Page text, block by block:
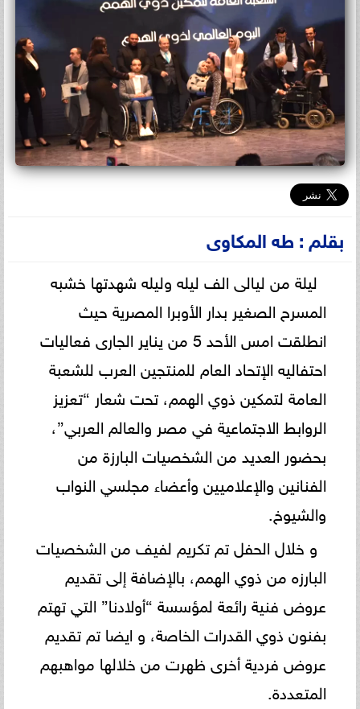
بقلم : طه المكاوى
ليلة من ليالى الف ليله وليله شهدتها خشبه
المسرح الصغير بدار الأوبرا المصرية حيث
انطلقت امس الأحد 5 من يناير الجارى فعاليات
احتفاليه الإتحاد العام للمنتجين العرب للشعبة
العامة لتمكين ذوي الهمم، تحت شعار “تعزيز
الروابط الاجتماعية في مصر والعالم العربي”،
بحضور العديد من الشخصيات البارزة من
الفنانين والإعلاميين وأعضاء مجلسي النواب
والشيوخ.
و خلال الحفل تم تكريم لفيف من الشخصيات
البارزه من ذوي الهمم، بالإضافة إلى تقديم
عروض فنية رائعة لمؤسسة “أولادنا” التي تهتم
بفنون ذوي القدرات الخاصة، و ايضا تم تقديم
عروض فردية أخرى ظهرت من خلالها مواهبهم
المتعددة.